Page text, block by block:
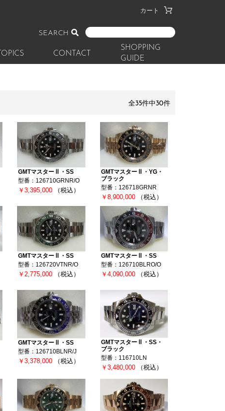
カート
SEARCH
TOPICS CONTACT
SHOPPING
GUIDE
全35件中30件
GMTマスターⅡ・SS
型番：126710GRNR/O
￥3,395,000 （税込）
GMTマスターⅡ・YG・
ブラック
型番：126718GRNR
￥8,900,000 （税込）
GMTマスターⅡ・SS
型番：126720VTNR/O
￥2,775,000 （税込）
GMTマスターⅡ・SS
型番：126710BLRO/O
￥4,090,000 （税込）
GMTマスターⅡ・SS
型番：126710BLNR/J
￥3,378,000 （税込）
GMTマスターⅡ・SS・
ブラック
型番：116710LN
￥3,480,000 （税込）